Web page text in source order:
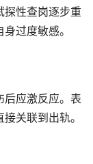
探性查岗逐步重
过度敏感。
后应激反应。表
关联到出轨。